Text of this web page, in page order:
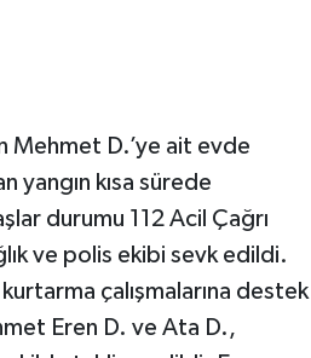
Mehmet D.’ye ait evde
yangın kısa sürede
durumu 112 Acil Çağrı
ve polis ekibi sevk edildi.
çalışmalarına destek
Eren D. ve Ata D.,